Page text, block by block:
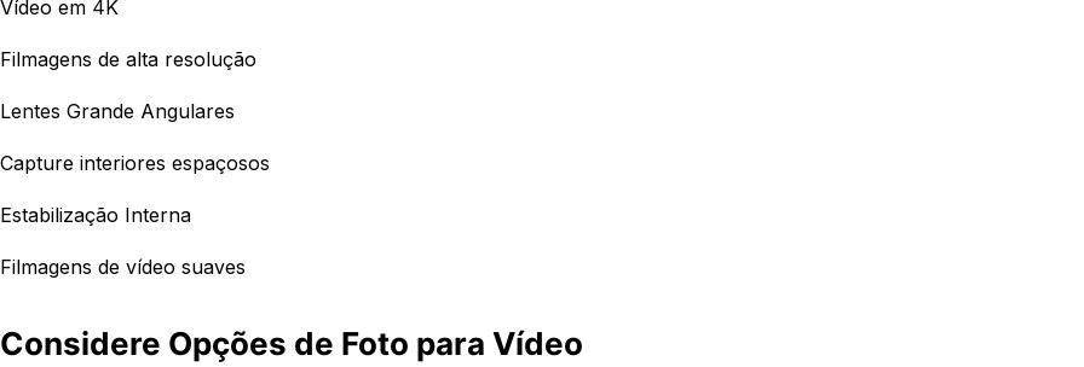
Vídeo em 4K
Filmagens de alta resolução
Lentes Grande Angulares
Capture interiores espaçosos
Estabilização Interna
Filmagens de vídeo suaves
Considere Opções de Foto para Vídeo